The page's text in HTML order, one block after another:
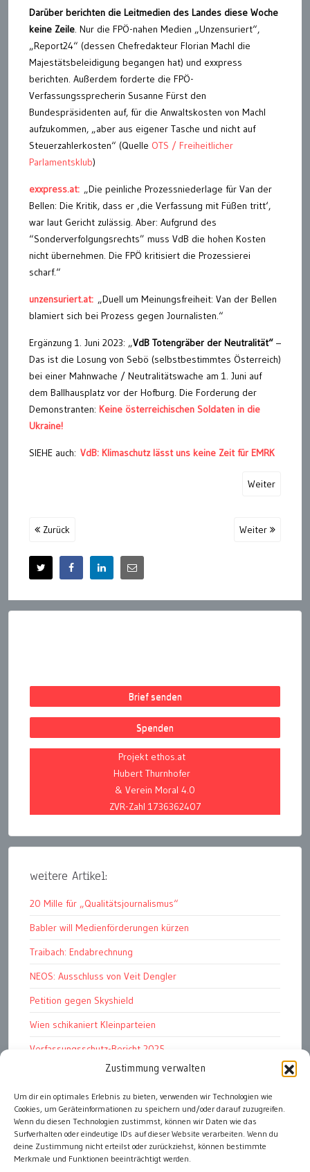
Zustimmung verwalten
Um dir ein optimales Erlebnis zu bieten, verwenden wir Technologien wie
Cookies, um Geräteinformationen zu speichern und/oder darauf zuzugreifen.
Wenn du diesen Technologien zustimmst, können wir Daten wie das
Surfverhalten oder eindeutige IDs auf dieser Website verarbeiten. Wenn du
deine Zustimmung nicht erteilst oder zurückziehst, können bestimmte
Merkmale und Funktionen beeinträchtigt werden.
Darüber berichten die Leitmedien des Landes diese Woche
keine Zeile. Nur die FPÖ-nahen Medien „Unzensuriert“,
„Report24“ (dessen Chefredakteur Florian Machl die
Majestätsbeleidigung begangen hat) und exxpress
berichten. Außerdem forderte die FPÖ-
Verfassungssprecherin Susanne Fürst den
Bundespräsidenten auf, für die Anwaltskosten von Machl
aufzukommen, „aber aus eigener Tasche und nicht auf
Steuerzahlerkosten“ (Quelle OTS / Freiheitlicher
Parlamentsklub)
exxpress.at: „Die peinliche Prozessniederlage für Van der
Bellen: Die Kritik, dass er ‚die Verfassung mit Füßen tritt‘,
war laut Gericht zulässig. Aber: Aufgrund des
“Sonderverfolgungsrechts” muss VdB die hohen Kosten
nicht übernehmen. Die FPÖ kritisiert die Prozessierei
scharf.“
unzensuriert.at: „Duell um Meinungsfreiheit: Van der Bellen
blamiert sich bei Prozess gegen Journalisten.“
Ergänzung 1. Juni 2023: „VdB Totengräber der Neutralität“ –
Das ist die Losung von Sebö (selbstbestimmtes Österreich)
bei einer Mahnwache / Neutralitätswache am 1. Juni auf
dem Ballhausplatz vor der Hofburg. Die Forderung der
Demonstranten: Keine österreichischen Soldaten in die
Ukraine!
SIEHE auch: VdB: Klimaschutz lässt uns keine Zeit für EMRK
Weiter
Zurück Weiter
Brief senden
Spenden
Projekt ethos.at
Hubert Thurnhofer
& Verein Moral 4.0
ZVR-Zahl 1736362407
weitere Artikel:
20 Mille für „Qualitätsjournalismus“
Babler will Medienförderungen kürzen
Traibach: Endabrechnung
NEOS: Ausschluss von Veit Dengler
Petition gegen Skyshield
Wien schikaniert Kleinparteien
Verfassungsschutz-Bericht 2025
Ziel: endloser Krieg
110 statt 90 Mille Medienförderung
Strafen für „Integrations-Verweigerer“